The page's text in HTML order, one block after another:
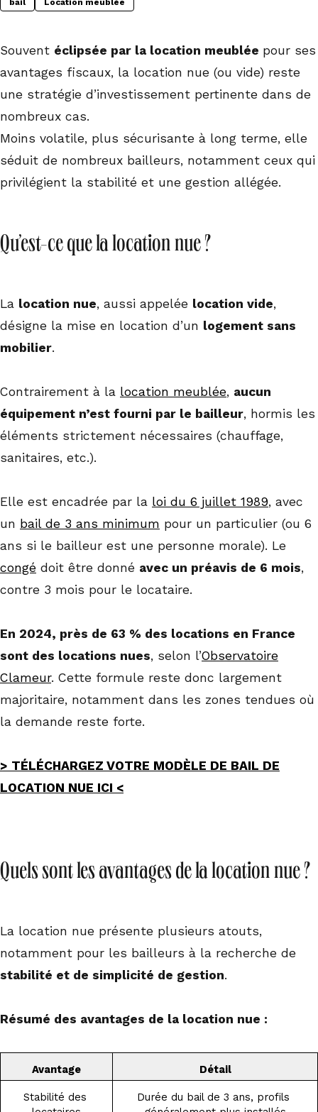
bail Location meublée
Souvent éclipsée par la location meublée pour ses
avantages fiscaux, la location nue (ou vide) reste
une stratégie d’investissement pertinente dans de
nombreux cas.
Moins volatile, plus sécurisante à long terme, elle
séduit de nombreux bailleurs, notamment ceux qui
privilégient la stabilité et une gestion allégée.
Qu’est-ce que la location nue ?
La location nue, aussi appelée location vide,
désigne la mise en location d’un logement sans
mobilier.
Contrairement à la location meublée, aucun
équipement n’est fourni par le bailleur, hormis les
éléments strictement nécessaires (chauffage,
sanitaires, etc.).
Elle est encadrée par la loi du 6 juillet 1989, avec
un bail de 3 ans minimum pour un particulier (ou 6
ans si le bailleur est une personne morale). Le
congé doit être donné avec un préavis de 6 mois,
contre 3 mois pour le locataire.
En 2024, près de 63 % des locations en France
sont des locations nues, selon l’Observatoire
Clameur. Cette formule reste donc largement
majoritaire, notamment dans les zones tendues où
la demande reste forte.
> TÉLÉCHARGEZ VOTRE MODÈLE DE BAIL DE
LOCATION NUE ICI <
Quels sont les avantages de la location nue ?
La location nue présente plusieurs atouts,
notamment pour les bailleurs à la recherche de
stabilité et de simplicité de gestion.
Résumé des avantages de la location nue :
Avantage Détail
Stabilité des
Durée du bail de 3 ans, profils